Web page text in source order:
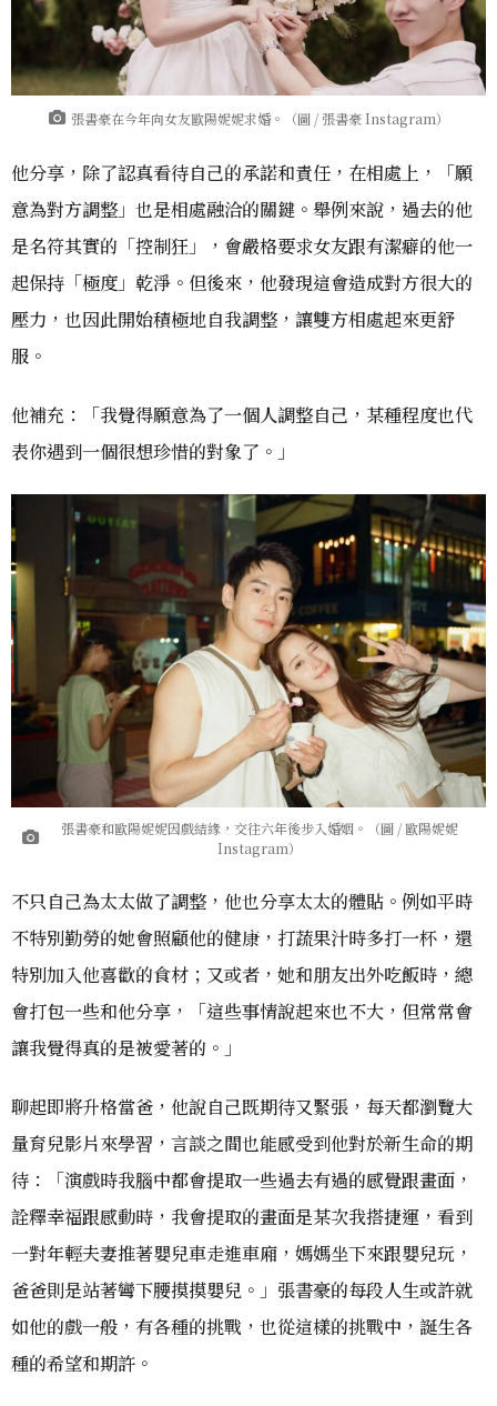
張書豪在今年向女友歐陽妮妮求婚。（圖 / 張書豪 Instagram）
他分享，除了認真看待自己的承諾和責任，在相處上，「願
意為對方調整」也是相處融洽的關鍵。舉例來說，過去的他
是名符其實的「控制狂」，會嚴格要求女友跟有潔癖的他一
起保持「極度」乾淨。但後來，他發現這會造成對方很大的
壓力，也因此開始積極地自我調整，讓雙方相處起來更舒
服。
他補充：「我覺得願意為了一個人調整自己，某種程度也代
表你遇到一個很想珍惜的對象了。」
張書豪和歐陽妮妮因戲結緣，交往六年後步入婚姻。（圖 / 歐陽妮妮
Instagram）
不只自己為太太做了調整，他也分享太太的體貼。例如平時
不特別勤勞的她會照顧他的健康，打蔬果汁時多打一杯，還
特別加入他喜歡的食材；又或者，她和朋友出外吃飯時，總
會打包一些和他分享，「這些事情說起來也不大，但常常會
讓我覺得真的是被愛著的。」
聊起即將升格當爸，他說自己既期待又緊張，每天都瀏覽大
量育兒影片來學習，言談之間也能感受到他對於新生命的期
待：「演戲時我腦中都會提取一些過去有過的感覺跟畫面，
詮釋幸福跟感動時，我會提取的畫面是某次我搭捷運，看到
一對年輕夫妻推著嬰兒車走進車廂，媽媽坐下來跟嬰兒玩，
爸爸則是站著彎下腰摸摸嬰兒。」張書豪的每段人生或許就
如他的戲一般，有各種的挑戰，也從這樣的挑戰中，誕生各
種的希望和期許。